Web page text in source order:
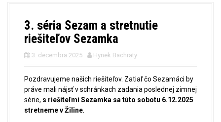
3. séria Sezam a stretnutie
riešiteľov Sezamka
3. decembra 2025 Hynek Bachraty
Pozdravujeme našich riešiteľov. Zatiaľ čo Sezamáci by
práve mali nájsť v schránkach zadania poslednej zimnej
série, s riešiteľmi Sezamka sa túto sobotu 6.12.2025
stretneme v Žiline